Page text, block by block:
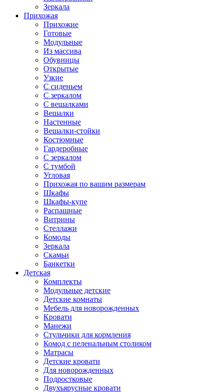
Зеркала
Прихожая
Прихожие
Готовые
Модульные
Из массива
Обувницы
Открытые
Узкие
С сиденьем
С зеркалом
С вешалками
Вешалки
Настенные
Вешалки-стойки
Костюмные
Гардеробные
С зеркалом
С тумбой
Угловая
Прихожая по вашим размерам
Шкафы
Шкафы-купе
Распашные
Витрины
Стеллажи
Комоды
Зеркала
Скамьи
Банкетки
Детская
Комплекты
Модульные детские
Детские комнаты
Мебель для новорожденных
Кровати
Манежи
Стульчики для кормления
Комод с пеленальным столиком
Матрасы
Детские кровати
Для новорожденных
Подростковые
Двухъярусные кровати